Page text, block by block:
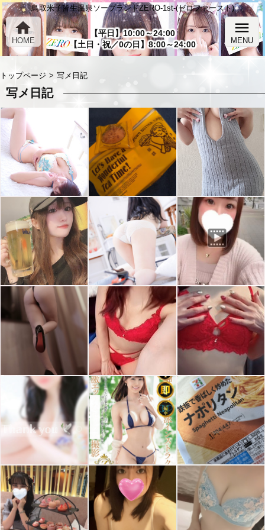
鳥取米子皆生温泉ソープランドZERO-1st-(ゼロファースト)
【平日】10:00～24:00
【土日・祝／0の日】8:00～24:00
home
HOME
menu
MENU
トップページ 写メ日記
写メ日記